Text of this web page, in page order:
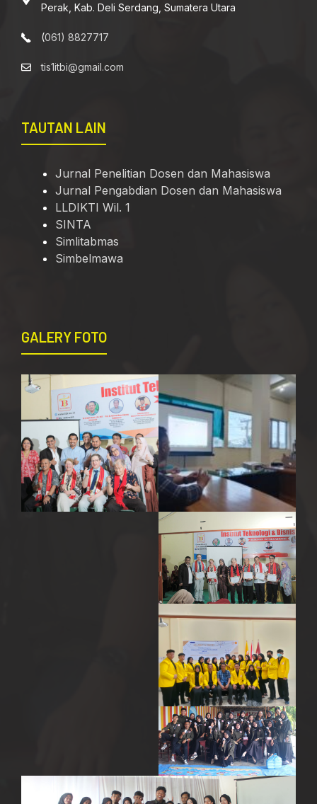
Perak, Kab. Deli Serdang, Sumatera Utara
(061) 8827717
tis1itbi@gmail.com
TAUTAN LAIN
Jurnal Penelitian Dosen dan Mahasiswa
Jurnal Pengabdian Dosen dan Mahasiswa
LLDIKTI Wil. 1
SINTA
Simlitabmas
Simbelmawa
GALERY FOTO